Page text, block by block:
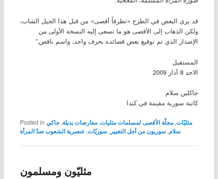
قد يرى البعض في الطرح «تطرفاً أقصى» من قبل هذا الجيل الشاب،
ولكن الذهاب إلى الأقصى هو ما تسعى إليه النسخة الأولى من
الإصدار الذي تم توقيع بعض قصائده بحرف واحد، واسم ناقص.”
المستقبل
الاحد 8 آذار 2009
جاكلين سلام
كاتبة سورية مقيمة في كندا
Posted in مثليّات,مجلّة الأقصى لمسلمات مثليات,معارضات بديلة,جاكي
سلام,سوريون من أجل التغيير,سوريّات,عنصرية الشعوب ضدّ المرأة
مثليّون ومسلمون